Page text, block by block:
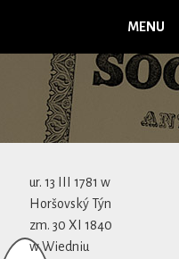
MENU
ur. 13 III 1781 w
Horšovský Týn
zm. 30 XI 1840
w Wiedniu